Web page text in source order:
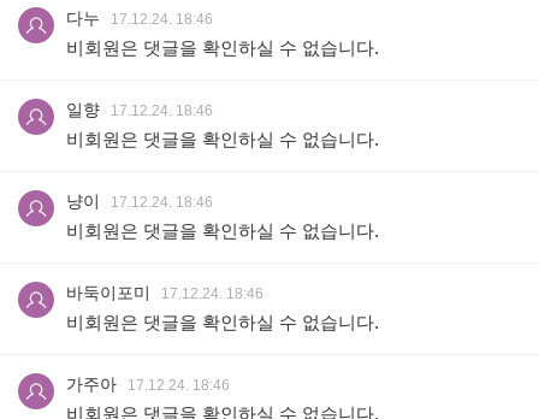
다누 17.12.24. 18:46
비회원은 댓글을 확인하실 수 없습니다.
일향 17.12.24. 18:46
비회원은 댓글을 확인하실 수 없습니다.
냥이 17.12.24. 18:46
비회원은 댓글을 확인하실 수 없습니다.
바둑이포미 17.12.24. 18:46
비회원은 댓글을 확인하실 수 없습니다.
가주아 17.12.24. 18:46
비회원은 댓글을 확인하실 수 없습니다.